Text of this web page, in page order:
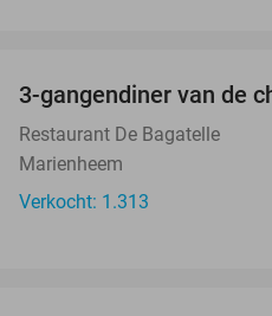
3-gangendiner van de
Restaurant De Bagatelle
Marienheem
Verkocht: 1.313